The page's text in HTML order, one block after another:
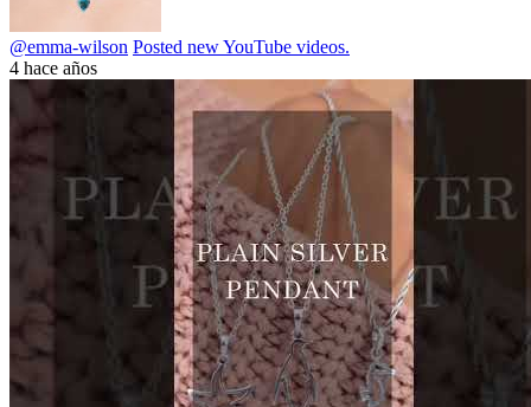
@emma-wilson Posted new YouTube videos.
4 hace años